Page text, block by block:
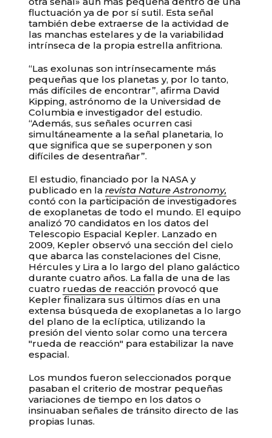
fluctuación ya de por sí sutil. Esta señal
también debe extraerse de la actividad de
las manchas estelares y de la variabilidad
intrínseca de la propia estrella anfitriona.
“Las exolunas son intrínsecamente más
pequeñas que los planetas y, por lo tanto,
más difíciles de encontrar”, afirma David
Kipping, astrónomo de la Universidad de
Columbia e investigador del estudio.
“Además, sus señales ocurren casi
simultáneamente a la señal planetaria, lo
que significa que se superponen y son
difíciles de desentrañar”.
El estudio, financiado por la NASA y
publicado en larevista Nature Astronomy,
contó con la participación de investigadores
de exoplanetas de todo el mundo. El equipo
analizó 70 candidatos en los datos del
Telescopio Espacial Kepler. Lanzado en
2009, Kepler observó una sección del cielo
que abarca las constelaciones del Cisne,
Hércules y Lira a lo largo del plano galáctico
durante cuatro años. La falla de una de las
cuatro ruedas de reacción provocó que
Kepler finalizara sus últimos días en una
extensa búsqueda de exoplanetas a lo largo
del plano de la eclíptica, utilizando la
presión del viento solar como una tercera
"rueda de reacción" para estabilizar la nave
espacial.
Los mundos fueron seleccionados porque
pasaban el criterio de mostrar pequeñas
variaciones de tiempo en los datos o
insinuaban señales de tránsito directo de las
propias lunas.